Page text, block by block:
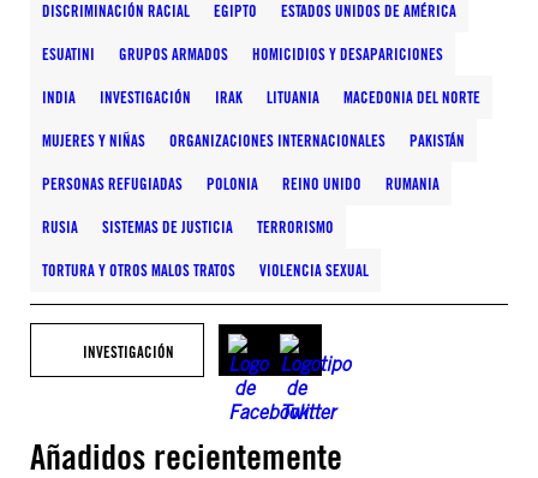
DISCRIMINACIÓN RACIAL EGIPTO ESTADOS UNIDOS DE AMÉRICA
ESUATINI GRUPOS ARMADOS HOMICIDIOS Y DESAPARICIONES
INDIA INVESTIGACIÓN IRAK LITUANIA MACEDONIA DEL NORTE
MUJERES Y NIÑAS ORGANIZACIONES INTERNACIONALES PAKISTÁN
PERSONAS REFUGIADAS POLONIA REINO UNIDO RUMANIA
RUSIA SISTEMAS DE JUSTICIA TERRORISMO
TORTURA Y OTROS MALOS TRATOS VIOLENCIA SEXUAL
INVESTIGACIÓN
Añadidos recientemente